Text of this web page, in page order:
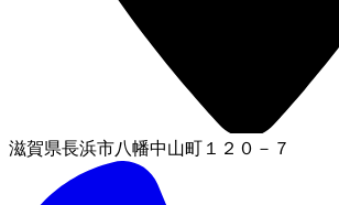
滋賀県長浜市八幡中山町１２０－７